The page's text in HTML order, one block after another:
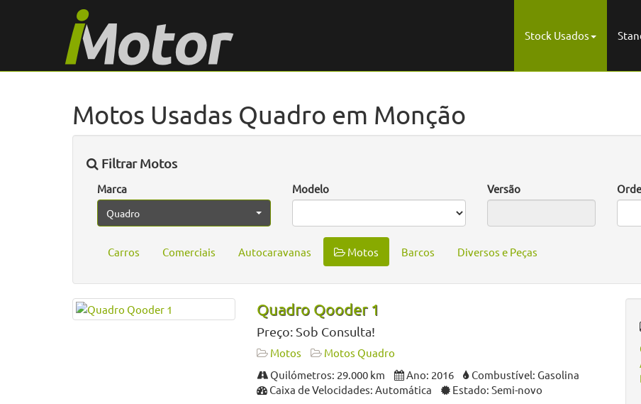
Stock Usados
Motos Usadas Quadro em Monção
Filtrar Motos
Marca
Quadro
Modelo Versão
Carros Comerciais Autocaravanas Motos Barcos Diversos e Peças
Quadro Qooder 1
Preço: Sob Consulta!
Motos
Motos Quadro
Quilómetros: 29.000 km
Ano: 2016
Combustível: Gasolina
Caixa de Velocidades: Automática
Estado: Semi-novo